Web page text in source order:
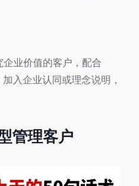
业价值的客户，配合
入企业认同或理念说明，
管理客户